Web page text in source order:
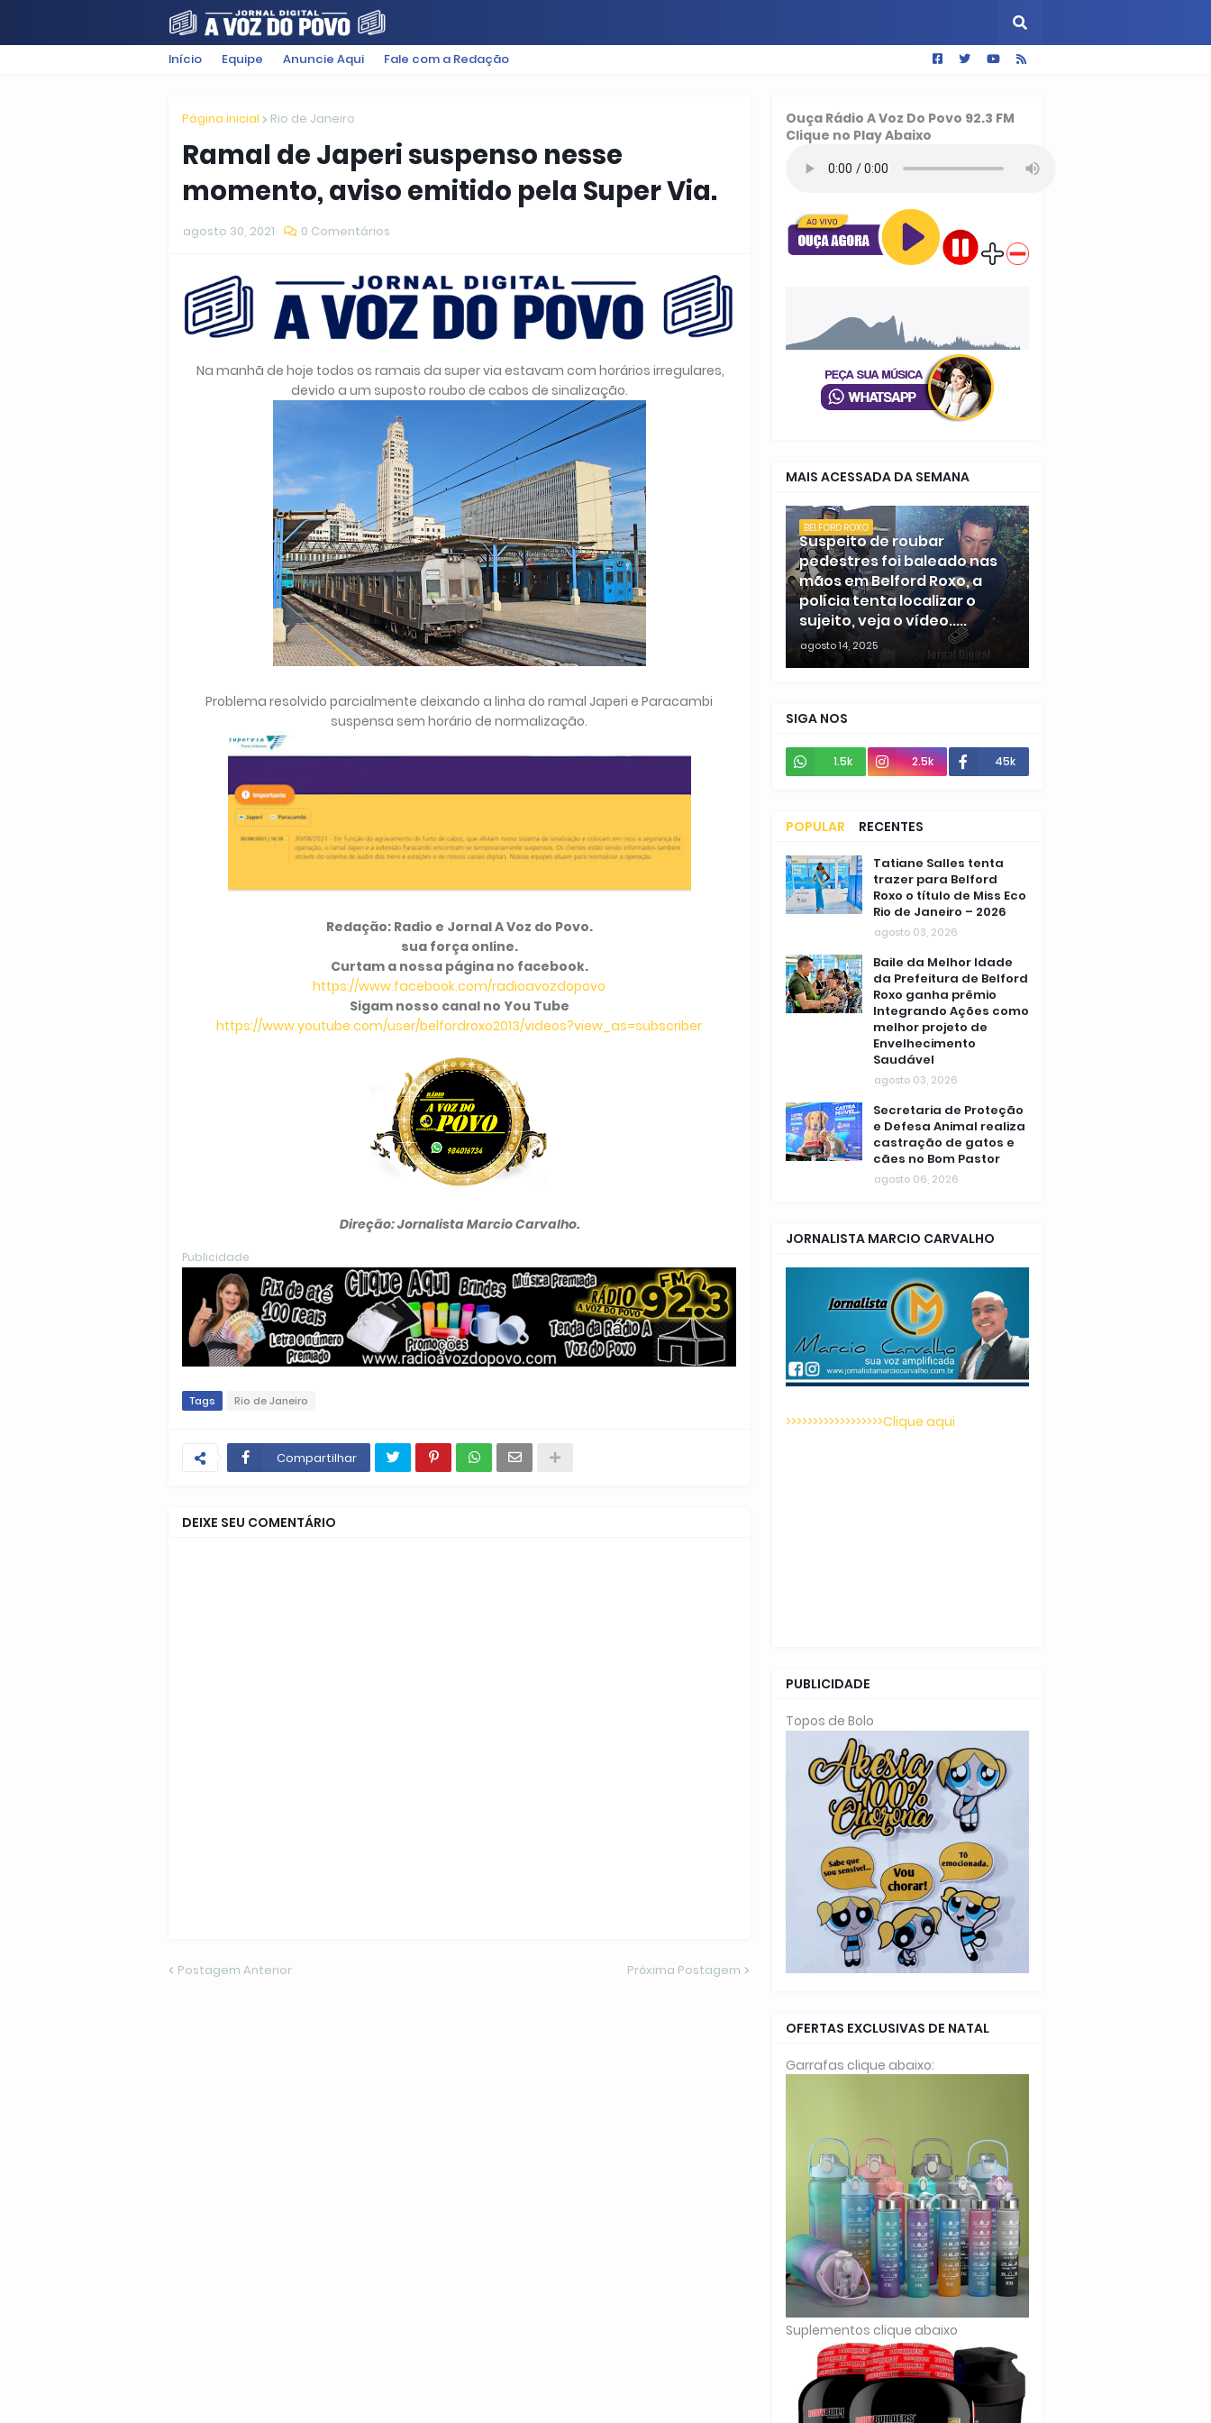
FILMES POLÍTICA SUGESTÕES BAIXADA
Início Equipe Anuncie Aqui Fale com a Redação
Página inicial Rio de Janeiro
Ramal de Japeri suspenso nesse
momento, aviso emitido pela Super Via.
agosto 30, 2021 0 Comentários
Na manhã de hoje todos os ramais da super via estavam com horários irregulares,
devido a um suposto roubo de cabos de sinalização.
Problema resolvido parcialmente deixando a linha do ramal Japeri e Paracambi
suspensa sem horário de normalização.
Redação: Radio e Jornal A Voz do Povo.
sua força online.
Curtam a nossa página no facebook.
https://www.facebook.com/radioavozdopovo
Sigam nosso canal no You Tube
https://www.youtube.com/user/belfordroxo2013/videos?view_as=subscriber
Direção: Jornalista Marcio Carvalho.
Publicidade
Tags Rio de Janeiro
Compartilhar
DEIXE SEU COMENTÁRIO
Postagem Anterior Próxima Postagem
Ouça Rádio A Voz Do Povo 92.3 FM
Clique no Play Abaixo
MAIS ACESSADA DA SEMANA
BELFORD ROXO
Suspeito de roubar
pedestres foi baleado nas
mãos em Belford Roxo, a
polícia tenta localizar o
sujeito, veja o vídeo.....
agosto 14, 2025
SIGA NOS
1.5k 2.5k 45k
POPULAR
RECENTES
COMENTÁRIOSTatiane Salles tenta
trazer para Belford
Roxo o título de Miss Eco
Rio de Janeiro – 2026
agosto 03, 2026
Baile da Melhor Idade
da Prefeitura de Belford
Roxo ganha prêmio
Integrando Ações como
melhor projeto de
Envelhecimento
Saudável
agosto 03, 2026
Secretaria de Proteção
e Defesa Animal realiza
castração de gatos e
cães no Bom Pastor
agosto 06, 2026
JORNALISTA MARCIO CARVALHO
>>>>>>>>>>>>>>>>>>Clique aqui
PUBLICIDADE
Topos de Bolo
OFERTAS EXCLUSIVAS DE NATAL
Garrafas clique abaixo:
Suplementos clique abaixo